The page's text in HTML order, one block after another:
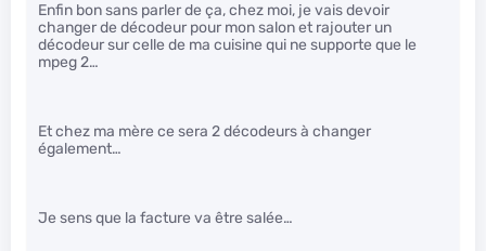
Enfin bon sans parler de ça, chez moi, je vais devoir
changer de décodeur pour mon salon et rajouter un
décodeur sur celle de ma cuisine qui ne supporte que le
mpeg 2…
Et chez ma mère ce sera 2 décodeurs à changer
également…
Je sens que la facture va être salée…